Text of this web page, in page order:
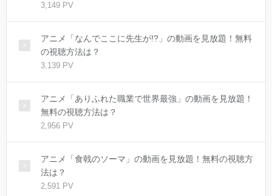
3,149 PV
アニメ「なんでここに先生が!?」の動画を見放題！無料
の視聴方法は？
3,139 PV
アニメ「ありふれた職業で世界最強」の動画を見放題！
無料の視聴方法は？
2,956 PV
アニメ「食戟のソーマ」の動画を見放題！無料の視聴方
法は？
2,591 PV